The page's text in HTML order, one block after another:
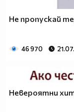
Не пропускай
46 970
Невероятни